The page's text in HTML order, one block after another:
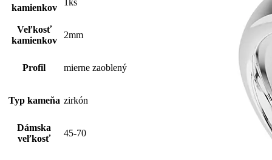
kamienkov
Veľkosť
kamienkov
2mm
Profil mierne zaoblený
Typ kameňa zirkón
Dámska
veľkosť
45-70